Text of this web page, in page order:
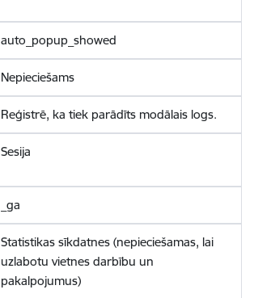
auto_popup_showed
Nepieciešams
Reģistrē, ka tiek parādīts modālais logs.
Sesija
_ga
Statistikas sīkdatnes (nepieciešamas, lai
uzlabotu vietnes darbību un
pakalpojumus)